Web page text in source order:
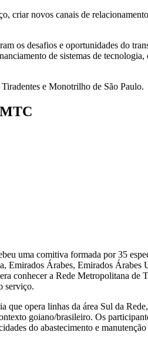
criar novos canais de
os desafios e oportunidades do
de sistemas de
e Monotrilho de São Paulo.
uma comitiva formada por 35
Árabes, Emirados
conhecer a Rede Metropolitana
serviço.
opera linhas da área Sul da
goiano/brasileiro. Os
do abastecimento e